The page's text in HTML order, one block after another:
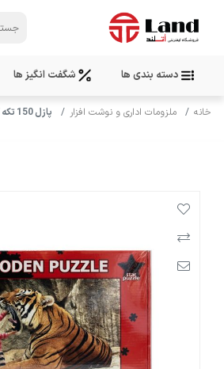
دسته بندی ها شگفت انگیز ها
خانه ملزومات اداری و نوشت افزار پازل 150 تکه MDF استار 1002